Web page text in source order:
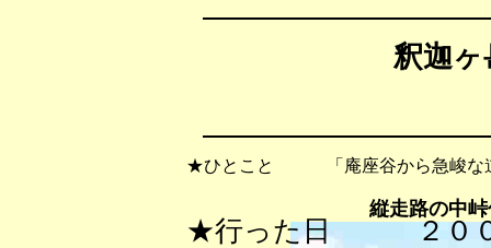
釈迦ヶ
★ひとこと 「庵座谷から急峻な道
縦走路の中
★行った日 ２００